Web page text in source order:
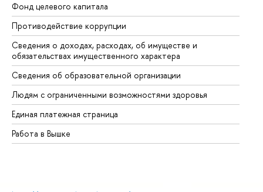
Фонд целевого капитала
Противодействие коррупции
Сведения о доходах, расходах, об имуществе и
обязательствах имущественного характера
Сведения об образовательной организации
Людям с ограниченными возможностями здоровья
Единая платежная страница
Работа в Вышке